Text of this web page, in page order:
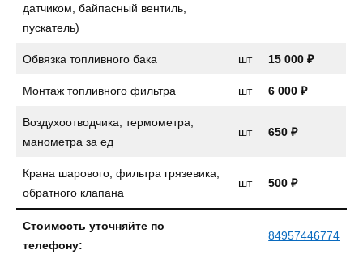
датчиком, байпасный вентиль,
пускатель)
Обвязка топливного бака шт 15 000 ₽
Монтаж топливного фильтра шт 6 000 ₽
Воздухоотводчика, термометра,
манометра за ед
шт 650 ₽
Крана шарового, фильтра грязевика,
обратного клапана
шт 500 ₽
Стоимость уточняйте по
телефону:
84957446774